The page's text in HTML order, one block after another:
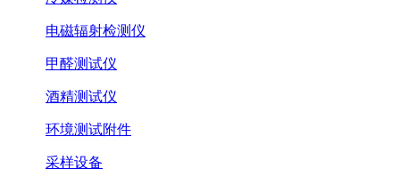
电磁辐射检测仪
甲醛测试仪
酒精测试仪
环境测试附件
采样设备